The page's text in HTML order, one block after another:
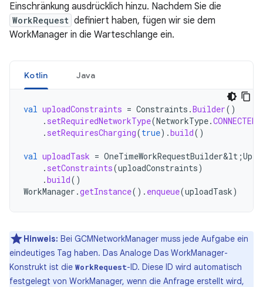
Einschränkung ausdrücklich hinzu. Nachdem Sie die
WorkRequest definiert haben, fügen wir sie dem
WorkManager in die Warteschlange ein.
Kotlin Java
val uploadConstraints = Constraints .Builder()
. setRequiredNetworkType(NetworkType.CONNECTED
. setRequiresCharging(true).build()
val uploadTask = OneTimeWorkRequestBuilder&lt ;
. setConstraints(uploadConstraints)
.build()
WorkManager .getInstance(). enqueue(uploadTask)
Hinweis: Bei GCMNetworkManager muss jede Aufgabe ein
eindeutiges Tag haben. Das Analoge Das WorkManager-
Konstrukt ist die WorkRequest-ID. Diese ID wird automatisch
festgelegt von WorkManager, wenn die Anfrage erstellt wird,